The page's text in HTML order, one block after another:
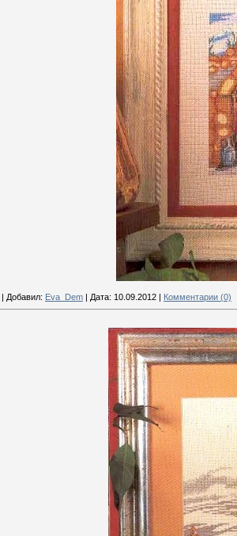
Добавил: Eva_Dem Дата: 10.09.2012 Комментарии (0)